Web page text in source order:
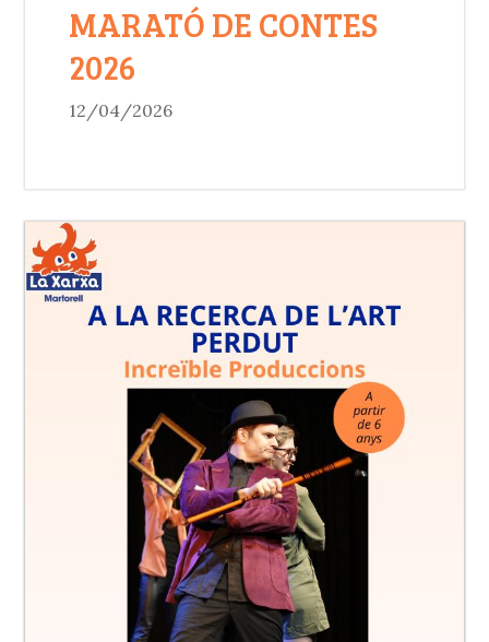
MARATÓ DE CONTES
2026
12/04/2026